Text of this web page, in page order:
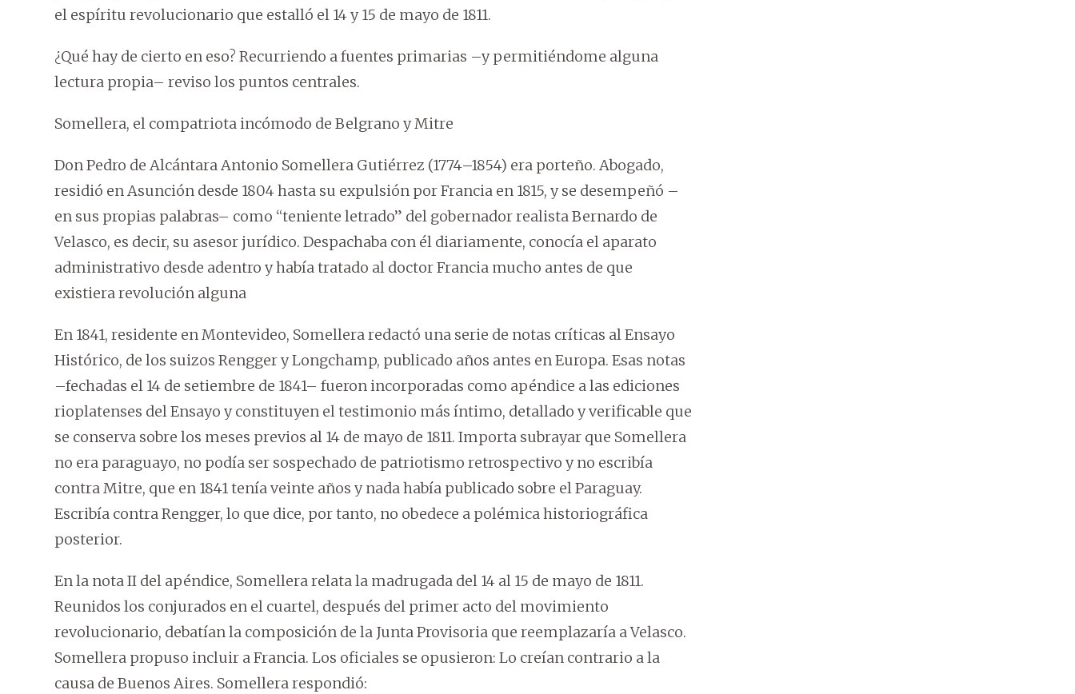
el espíritu revolucionario que estalló el 14 y 15 de mayo de 1811.
¿Qué hay de cierto en eso? Recurriendo a fuentes primarias –y permitiéndome alguna
lectura propia– reviso los puntos centrales.
Somellera, el compatriota incómodo de Belgrano y Mitre
Don Pedro de Alcántara Antonio Somellera Gutiérrez (1774–1854) era porteño. Abogado,
residió en Asunción desde 1804 hasta su expulsión por Francia en 1815, y se desempeñó –
en sus propias palabras– como “teniente letrado” del gobernador realista Bernardo de
Velasco, es decir, su asesor jurídico. Despachaba con él diariamente, conocía el aparato
administrativo desde adentro y había tratado al doctor Francia mucho antes de que
existiera revolución alguna
En 1841, residente en Montevideo, Somellera redactó una serie de notas críticas al Ensayo
Histórico, de los suizos Rengger y Longchamp, publicado años antes en Europa. Esas notas
–fechadas el 14 de setiembre de 1841– fueron incorporadas como apéndice a las ediciones
rioplatenses del Ensayo y constituyen el testimonio más íntimo, detallado y verificable que
se conserva sobre los meses previos al 14 de mayo de 1811. Importa subrayar que Somellera
no era paraguayo, no podía ser sospechado de patriotismo retrospectivo y no escribía
contra Mitre, que en 1841 tenía veinte años y nada había publicado sobre el Paraguay.
Escribía contra Rengger, lo que dice, por tanto, no obedece a polémica historiográfica
posterior.
En la nota II del apéndice, Somellera relata la madrugada del 14 al 15 de mayo de 1811.
Reunidos los conjurados en el cuartel, después del primer acto del movimiento
revolucionario, debatían la composición de la Junta Provisoria que reemplazaría a Velasco.
Somellera propuso incluir a Francia. Los oficiales se opusieron: Lo creían contrario a la
causa de Buenos Aires. Somellera respondió: